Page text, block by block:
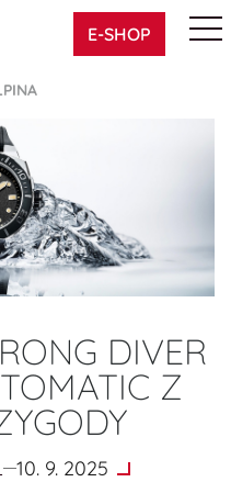
E-SHOP
DIVER
Z
10. 9. 2025